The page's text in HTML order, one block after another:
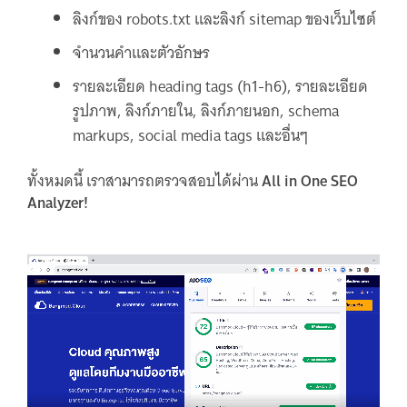
ลิงก์ของ robots.txt และลิงก์ sitemap ของเว็บไซต์
จำนวนคำและตัวอักษร
รายละเอียด heading tags (h1-h6), รายละเอียด
รูปภาพ, ลิงก์ภายใน, ลิงก์ภายนอก, schema
markups, social media tags และอื่นๆ
ทั้งหมดนี้ เราสามารถตรวจสอบได้ผ่านAll in One SEO
Analyzer!